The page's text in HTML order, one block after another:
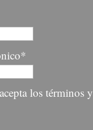
los términos y